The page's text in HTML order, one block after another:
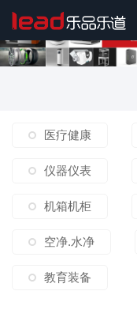
医疗健康
仪器仪表
机箱机柜
空净.水净
教育装备